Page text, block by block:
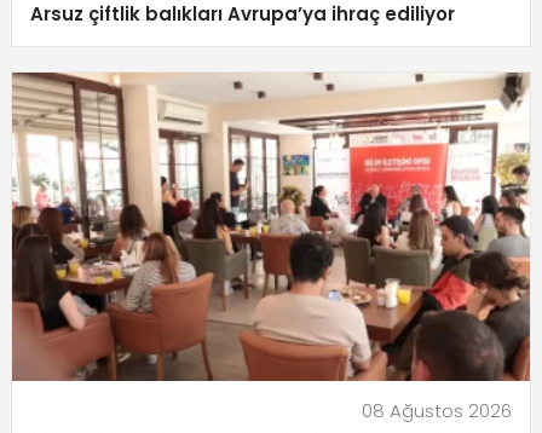
Arsuz çiftlik balıkları Avrupa’ya ihraç ediliyor
08 Ağustos 2026